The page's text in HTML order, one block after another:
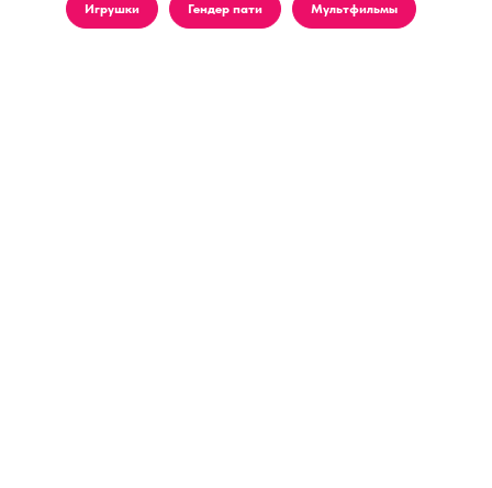
Игрушки Гендер пати Мультфильмы